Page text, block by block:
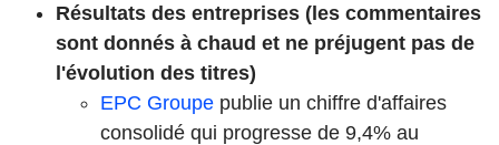
Résultats des entreprises (les commentaires
sont donnés à chaud et ne préjugent pas de
l'évolution des titres)
EPC Groupe publie un chiffre d'affaires
consolidé qui progresse de 9,4% au